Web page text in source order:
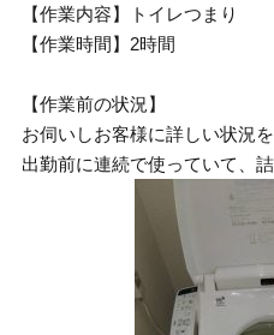
【作業内容】トイレつまり
【作業時間】2時間
【作業前の状況】
お伺いしお客様に詳しい状況
出勤前に連続で使っていて、